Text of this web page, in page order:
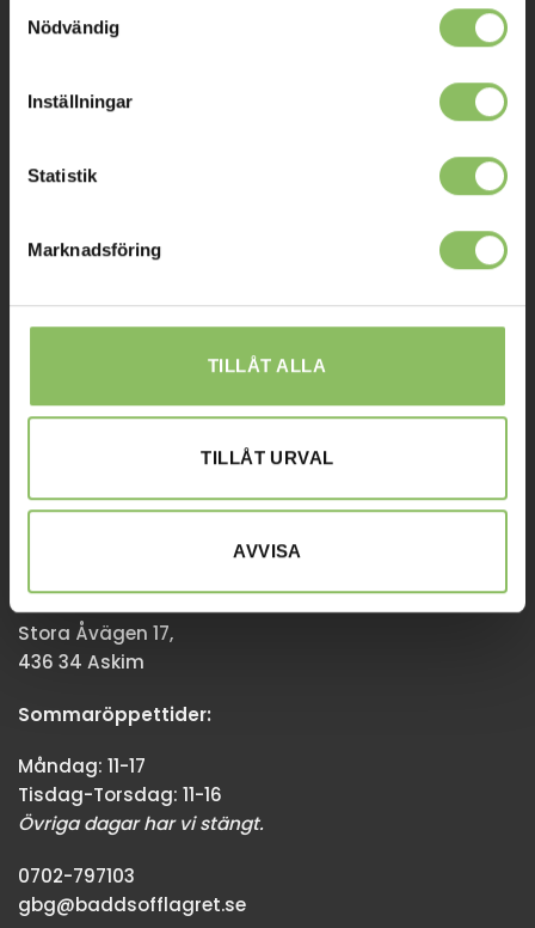
Nödvändig
Inställningar
Statistik
Marknadsföring
TILLÅT ALLA
TILLÅT URVAL
AVVISA
Reklamation
168 67 Bromma
Sommaröppettider:
Tisdag-Torsdag: 11-18
Övriga dagar har vi stängt.
info@baddsofflagret.se
Stora Åvägen 17,
436 34 Askim
Sommaröppettider:
Måndag: 11-17
Tisdag-Torsdag: 11-16
Övriga dagar har vi stängt.
0702-797103
gbg@baddsofflagret.se